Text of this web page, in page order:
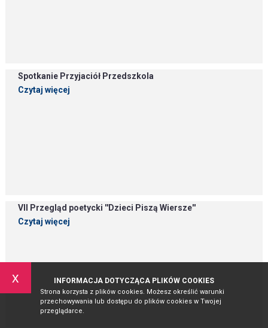
x INFORMACJA DOTYCZĄCA PLIKÓW COOKIES
Strona korzysta z plików cookies. Możesz określić warunki
przechowywania lub dostępu do plików cookies w Twojej
przeglądarce.
Spotkanie Przyjaciół Przedszkola
Czytaj więcej
VII Przegląd poetycki ''Dzieci Piszą Wiersze''
Czytaj więcej